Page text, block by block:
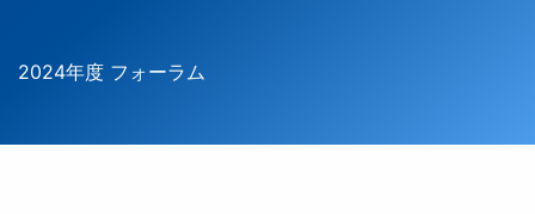
2024年度 フォーラム